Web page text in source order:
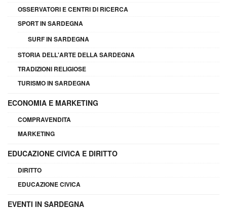
OSSERVATORI E CENTRI DI RICERCA
SPORT IN SARDEGNA
SURF IN SARDEGNA
STORIA DELL'ARTE DELLA SARDEGNA
TRADIZIONI RELIGIOSE
TURISMO IN SARDEGNA
ECONOMIA E MARKETING
COMPRAVENDITA
MARKETING
EDUCAZIONE CIVICA E DIRITTO
DIRITTO
EDUCAZIONE CIVICA
EVENTI IN SARDEGNA